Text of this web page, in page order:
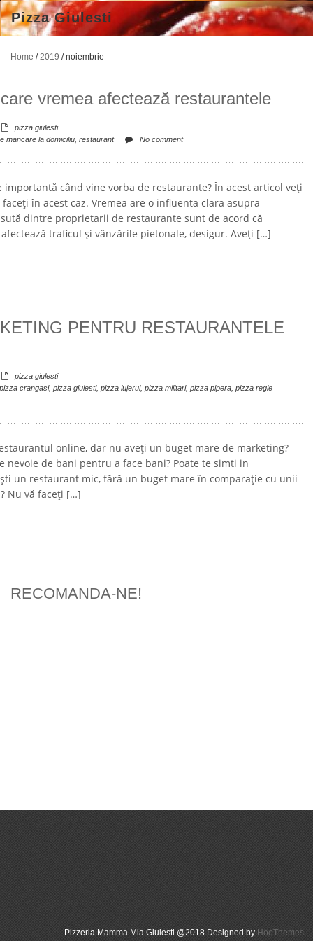
Pizza Giulesti
Home / 2019 / noiembrie
vremea afectează restaurantele
pizza giulesti
mancare la domiciliu restaurant No comment
importantă când vine vorba de restaurante? În acest articol veți
în acest caz. Vremea are o influenta clara asupra
dintre proprietarii de restaurante sunt de acord că
traficul și vânzările pietonale, desigur. Aveți […]
PENTRU RESTAURANTELE
pizza giulesti
pizza crangasi, pizza giulesti, pizza lujerul, pizza militari, pizza pipera pizza regie
online, dar nu aveți un buget mare de marketing?
nevoie de bani pentru a face bani? Poate te simti in
un restaurant mic, fără un buget mare în comparație cu unii
Nu vă faceți […]
RECOMANDA-NE!
Pizzeria Mamma Mia Giulesti @2018 Designed by HooThemes.